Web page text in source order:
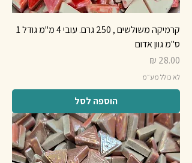
קרמיקה משולשים , 250 גרם. עובי 4 מ"מ גודל 1
ס"מ גוון אדום
מחיר
לא כולל מע״מ
הוספה לסל